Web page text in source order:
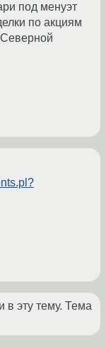
под менуэт
по акциям
Северной
в эту тему. Тема